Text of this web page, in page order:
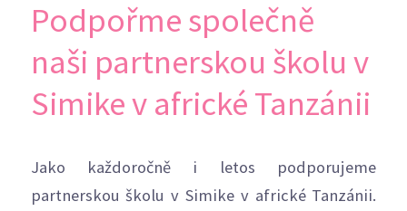
Podpořme společně
naši partnerskou školu v
Simike v africké Tanzánii
Jako každoročně i letos podporujeme
partnerskou školu v Simike v africké Tanzánii.